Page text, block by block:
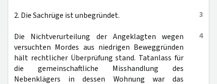
3
2. Die Sachrüge ist unbegründet.
4
Die Nichtverurteilung der Angeklagten wegen
versuchten Mordes aus niedrigen Beweggründen
hält rechtlicher Überprüfung stand. Tatanlass für
die gemeinschaftliche Misshandlung des
Nebenklägers in dessen Wohnung war das